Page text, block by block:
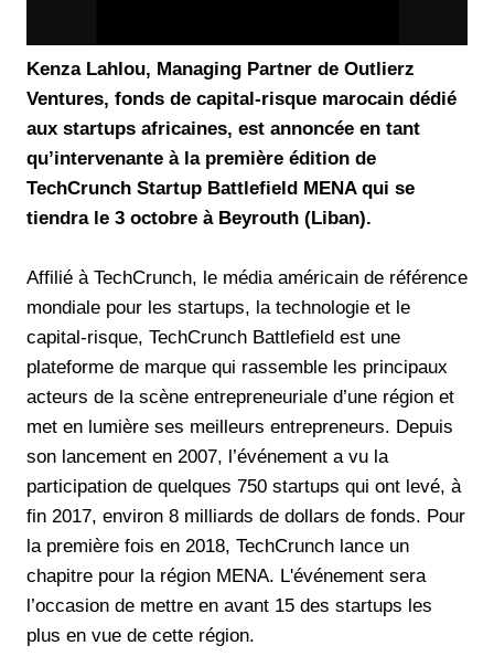
Kenza Lahlou, Managing Partner de Outlierz
Ventures, fonds de capital-risque marocain dédié
aux startups africaines, est annoncée en tant
qu’intervenante à la première édition de
TechCrunch Startup Battlefield MENA qui se
tiendra le 3 octobre à Beyrouth (Liban).
Affilié à TechCrunch, le média américain de référence
mondiale pour les startups, la technologie et le
capital-risque, TechCrunch Battlefield est une
plateforme de marque qui rassemble les principaux
acteurs de la scène entrepreneuriale d’une région et
met en lumière ses meilleurs entrepreneurs. Depuis
son lancement en 2007, l’événement a vu la
participation de quelques 750 startups qui ont levé, à
fin 2017, environ 8 milliards de dollars de fonds. Pour
la première fois en 2018, TechCrunch lance un
chapitre pour la région MENA. L'événement sera
l’occasion de mettre en avant 15 des startups les
plus en vue de cette région.